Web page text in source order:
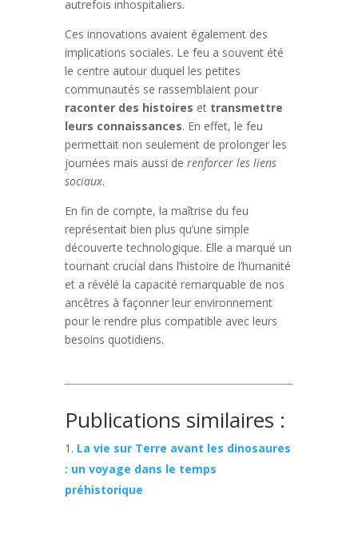
autrefois inhospitaliers.
Ces innovations avaient également des
implications sociales. Le feu a souvent été
le centre autour duquel les petites
communautés se rassemblaient pour
raconter des histoires et transmettre
leurs connaissances. En effet, le feu
permettait non seulement de prolonger les
journées mais aussi de renforcer les liens
sociaux.
En fin de compte, la maîtrise du feu
représentait bien plus qu’une simple
découverte technologique. Elle a marqué un
tournant crucial dans l’histoire de l’humanité
et a révélé la capacité remarquable de nos
ancêtres à façonner leur environnement
pour le rendre plus compatible avec leurs
besoins quotidiens.
Publications similaires :
La vie sur Terre avant les dinosaures
: un voyage dans le temps
préhistorique